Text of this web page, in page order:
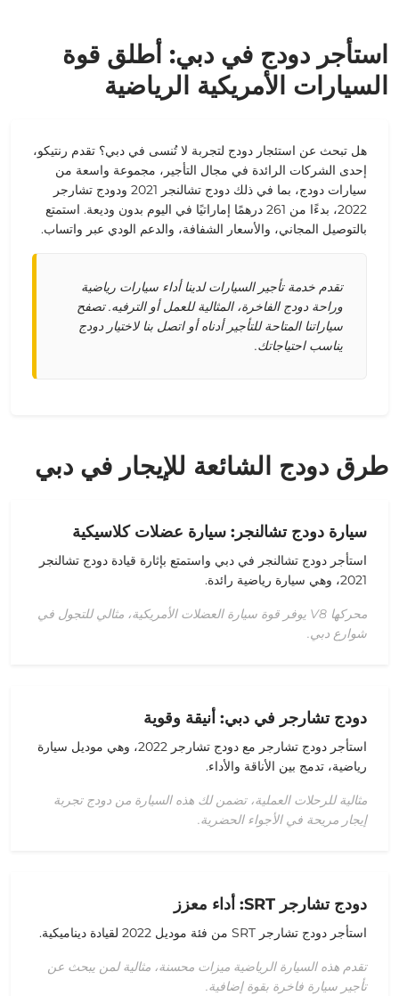
استأجر دودج في دبي: أطلق قوة
السيارات الأمريكية الرياضية
هل تبحث عن استئجار دودج لتجربة لا تُنسى في دبي؟ تقدم رنتيكو،
إحدى الشركات الرائدة في مجال التأجير، مجموعة واسعة من
سيارات دودج، بما في ذلك دودج تشالنجر 2021 ودودج تشارجر
2022، بدءًا من 261 درهمًا إماراتيًا في اليوم بدون وديعة. استمتع
بالتوصيل المجاني، والأسعار الشفافة، والدعم الودي عبر واتساب.
تقدم خدمة تأجير السيارات لدينا أداء سيارات رياضية
وراحة دودج الفاخرة، المثالية للعمل أو الترفيه. تصفح
سياراتنا المتاحة للتأجير أدناه أو اتصل بنا لاختيار دودج
يناسب احتياجاتك.
طرق دودج الشائعة للإيجار في دبي
سيارة دودج تشالنجر: سيارة عضلات كلاسيكية
استأجر دودج تشالنجر في دبي واستمتع بإثارة قيادة دودج تشالنجر
2021، وهي سيارة رياضية رائدة.
محركها V8 يوفر قوة سيارة العضلات الأمريكية، مثالي للتجول في
شوارع دبي.
دودج تشارجر في دبي: أنيقة وقوية
استأجر دودج تشارجر مع دودج تشارجر 2022 ، وهي موديل سيارة
رياضية، تدمج بين الأناقة والأداء.
مثالية للرحلات العملية، تضمن لك هذه السيارة من دودج تجربة
إيجار مريحة في الأجواء الحضرية.
دودج تشارجر SRT: أداء معزز
استأجر دودج تشارجر SRT من فئة موديل 2022 لقيادة ديناميكية.
تقدم هذه السيارة الرياضية ميزات محسنة، مثالية لمن يبحث عن
تأجير سيارة فاخرة بقوة إضافية.